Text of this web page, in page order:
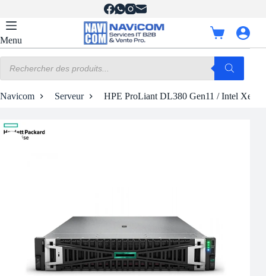
contenu
Menu
Panier
d’achat
produits
Navicom Serveur HPE ProLiant DL380 Gen11 / Intel